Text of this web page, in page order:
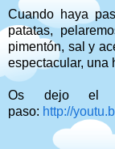
Cuando haya
patatas,
pimentón, sal y
espectacular, una
Os dejo el
paso: http://